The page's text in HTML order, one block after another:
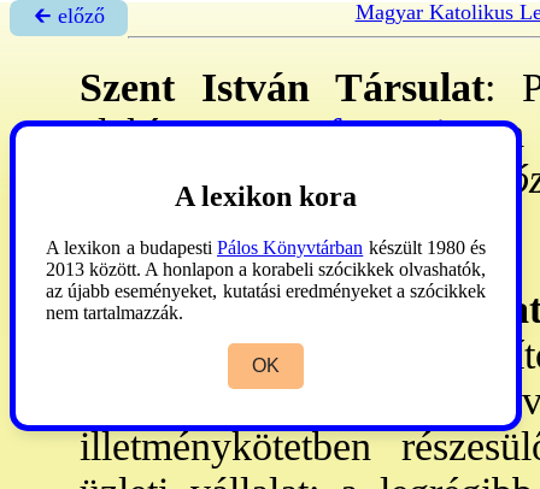
🡰 előző Magyar Katolikus
Szent István Társulat:
alakított→confraternitasa
társad. segélyezésére. II
.
Juhász1944:161.
Szent István
nyomdatermékeket
erkölcsi támogatását
illetménykötetben
A lexikon kora
A lexikon a budapesti Pálos Könyvtárban készült 1980 és
2013 között. A honlapon a korabeli szócikkek olvashatók,
az újabb eseményeket, kutatási eredményeket a szócikkek
nem tartalmazzák.
OK